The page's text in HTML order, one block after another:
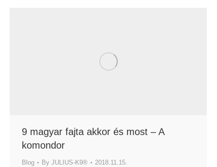
9 magyar fajta akkor és most – A
komondor
Blog By JULIUS-K9® 2018.11.15.